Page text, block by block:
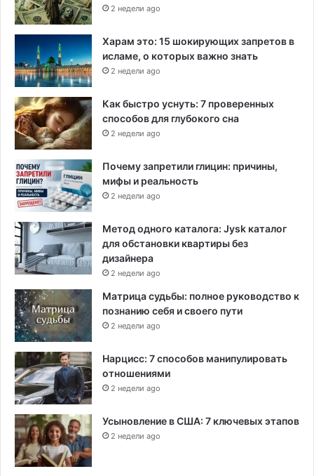
2 недели ago
Харам это: 15 шокирующих запретов в
исламе, о которых важно знать
2 недели ago
Как быстро уснуть: 7 проверенных
способов для глубокого сна
2 недели ago
Почему запретили глицин: причины,
мифы и реальность
2 недели ago
Метод одного каталога: Jysk каталог
для обстановки квартиры без
дизайнера
2 недели ago
Матрица судьбы: полное руководство к
познанию себя и своего пути
2 недели ago
Нарцисс: 7 способов манипулировать
отношениями
2 недели ago
Усыновление в США: 7 ключевых этапов
2 недели ago